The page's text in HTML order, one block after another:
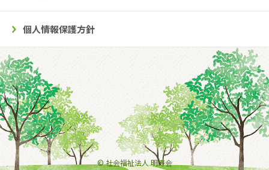
個人情報保護方針
© 社会福祉法人 明寿会